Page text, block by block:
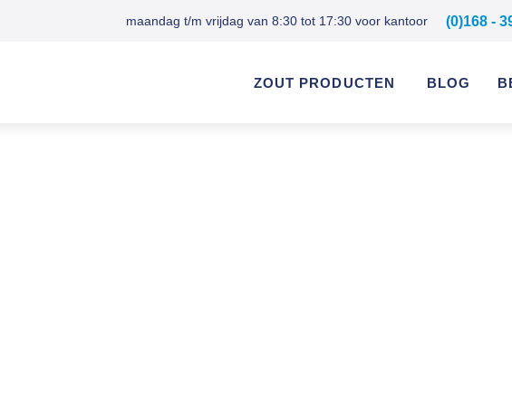
(0)168 -
maandag t/m vrijdag van 8:30 tot 17:30 voor kantoor
ZOUT PRODUCTEN BLOG